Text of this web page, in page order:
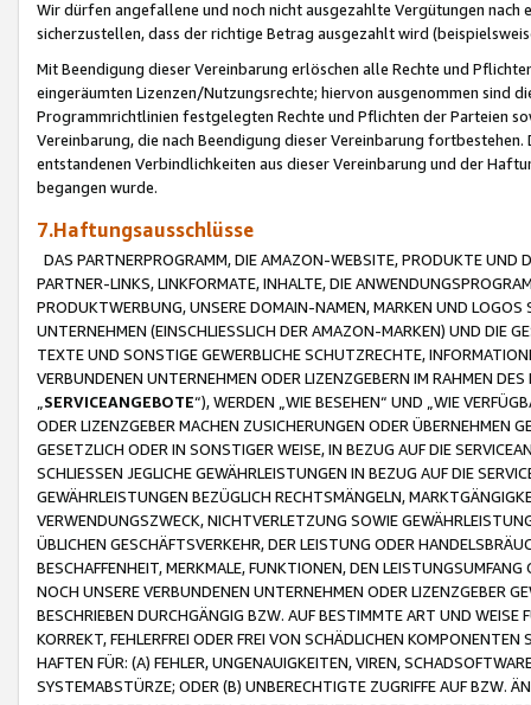
Wir dürfen angefallene und noch nicht ausgezahlte Vergütungen
sicherzustellen, dass der richtige Betrag ausgezahlt wird
Mit Beendigung dieser Vereinbarung erlöschen alle Rechte und
eingeräumten Lizenzen/Nutzungsrechte; hiervon ausgenommen sind
Programmrichtlinien festgelegten Rechte und Pflichten der Parteien
Vereinbarung, die nach Beendigung dieser Vereinbarung
entstandenen Verbindlichkeiten aus dieser Vereinbarung und der
begangen wurde.
7.Haftungsausschlüsse
DAS PARTNERPROGRAMM, DIE AMAZON-WEBSITE, PRODUKTE UND
PARTNER-LINKS, LINKFORMATE, INHALTE, DIE
PRODUKTWERBUNG, UNSERE DOMAIN-NAMEN, MARKEN UND
UNTERNEHMEN (EINSCHLIESSLICH DER AMAZON-MARKEN) UND DIE
TEXTE UND SONSTIGE GEWERBLICHE SCHUTZRECHTE,
VERBUNDENEN UNTERNEHMEN ODER LIZENZGEBERN IM RAHMEN
SERVICEANGEBOTE“), WERDEN „WIE BESEHEN“ UND „WIE
ODER LIZENZGEBER MACHEN ZUSICHERUNGEN ODER ÜBERNEHMEN
GESETZLICH ODER IN SONSTIGER WEISE, IN BEZUG AUF DIE
SCHLIESSEN JEGLICHE GEWÄHRLEISTUNGEN IN BEZUG AUF DIE
GEWÄHRLEISTUNGEN BEZÜGLICH RECHTSMÄNGELN,
VERWENDUNGSZWECK, NICHTVERLETZUNG SOWIE
ÜBLICHEN GESCHÄFTSVERKEHR, DER LEISTUNG ODER
BESCHAFFENHEIT, MERKMALE, FUNKTIONEN, DEN
NOCH UNSERE VERBUNDENEN UNTERNEHMEN ODER LIZENZGEBER
BESCHRIEBEN DURCHGÄNGIG BZW. AUF BESTIMMTE ART UND
KORREKT, FEHLERFREI ODER FREI VON SCHÄDLICHEN
HAFTEN FÜR: (A) FEHLER, UNGENAUIGKEITEN, VIREN,
SYSTEMABSTÜRZE; ODER (B) UNBERECHTIGTE ZUGRIFFE AUF BZW.